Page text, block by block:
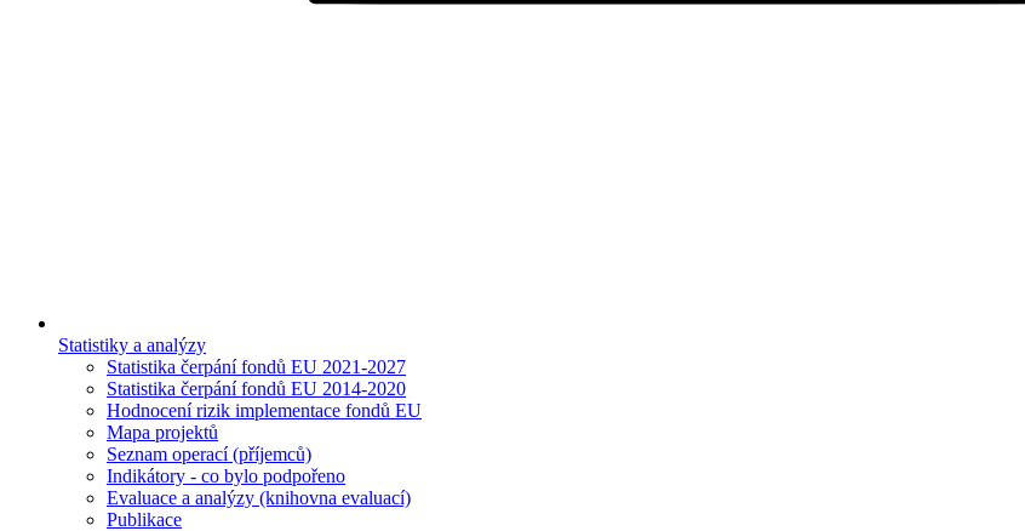
Statistiky a analýzy
Statistika čerpání fondů EU 2021-2027
Statistika čerpání fondů EU 2014-2020
Hodnocení rizik implementace fondů EU
Mapa projektů
Seznam operací (příjemců)
Indikátory - co bylo podpořeno
Evaluace a analýzy (knihovna evaluací)
Publikace